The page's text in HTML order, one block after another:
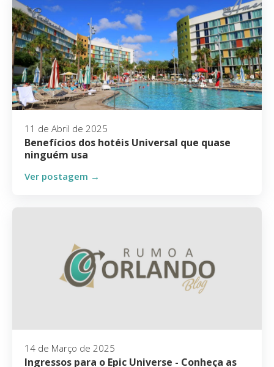
11 de Abril de 2025
Benefícios dos hotéis Universal que quase
ninguém usa
Ver postagem →
14 de Março de 2025
Ingressos para o Epic Universe - Conheça as